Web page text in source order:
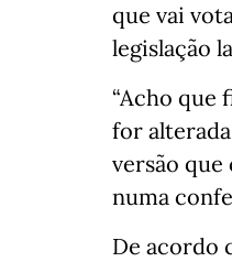
que vai
legislação
“Acho que
for
versão que
numa
De acordo